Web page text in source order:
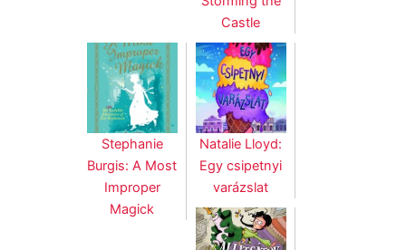
Castle
Stephanie
Burgis: A Most
Improper
Magick
Natalie Lloyd:
Egy csipetnyi
varázslat